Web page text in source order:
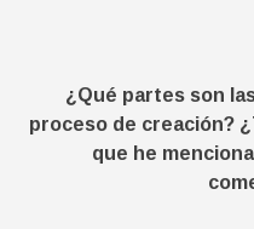
¿Qué partes son
proceso de creación?
que he